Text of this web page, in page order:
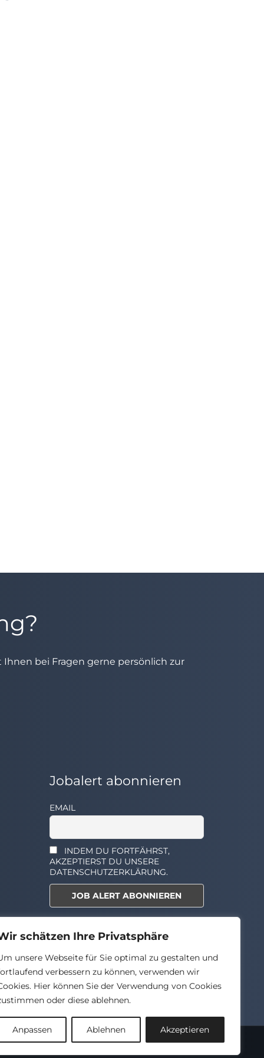
schätzen Ihre Privatsphäre
unsere Webseite für Sie optimal zu gestalten und
verbessern zu können, verwenden wir
Hier können Sie der Verwendung von Cookies
oder diese ablehnen.
Anpassen Ablehnen Akzeptieren
Ihnen bei Fragen gerne persönlich zur
Jobalert abonnieren
EMAIL
INDEM DU FORTFÄHRST,
AKZEPTIERST DU UNSERE
DATENSCHUTZERKLÄRUNG.
Select the widget you want to